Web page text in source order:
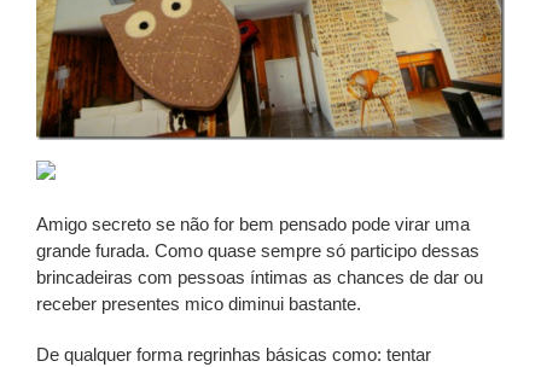
Amigo secreto se não for bem pensado pode virar uma
grande furada. Como quase sempre só participo dessas
brincadeiras com pessoas íntimas as chances de dar ou
receber presentes mico diminui bastante.
De qualquer forma regrinhas básicas como: tentar